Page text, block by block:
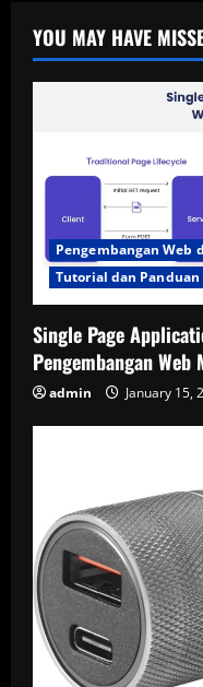
YOU MAY HAVE
Pengembangan Web
Tutorial dan Panduan
Single Page
Pengembangan Web
admin January 15,